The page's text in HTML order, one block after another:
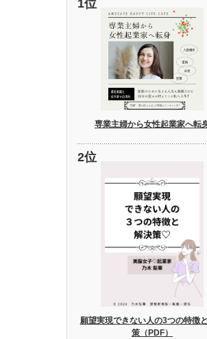
専業主婦から女性起業家へ転
願望実現できない人の3つの特徴
策（PDF）